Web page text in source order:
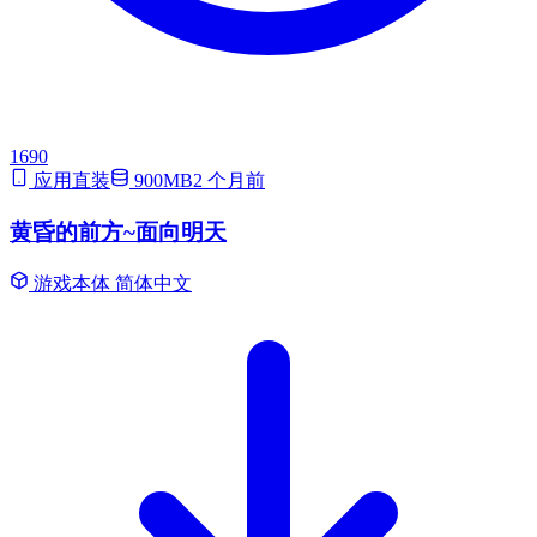
1690
应用直装
900MB2 个月前
黄昏的前方~面向明天
游戏本体 简体中文